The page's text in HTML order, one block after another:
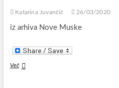
Katarina Juvančič 26/03/2020
iz arhiva Nove Muske
VečIreni